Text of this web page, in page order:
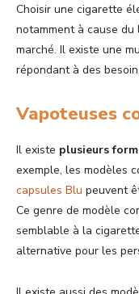
Choisir une cigarette
notamment à cause
marché. Il existe une
répondant à des
Vapoteuses
Il existe plusieurs
exemple, les modèles
capsules Blu peuvent
Ce genre de modèle
semblable à la
alternative pour les